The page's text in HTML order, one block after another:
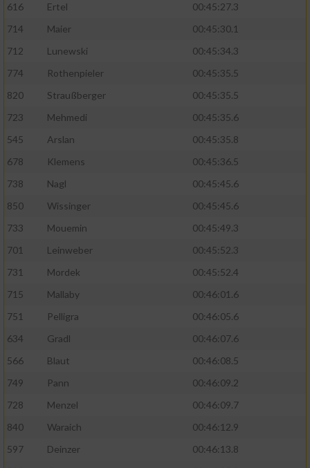
616
Ertel
00:45:27.3
714
Maier
00:45:30.1
712
Lunewski
00:45:34.3
774
Rothenpieler
00:45:35.5
820
Straußberger
00:45:35.5
723
Mehmedi
00:45:35.6
545
Arslan
00:45:35.8
678
Klemens
00:45:36.5
738
Nagl
00:45:45.6
850
Wissinger
00:45:45.6
733
Mouemin
00:45:49.3
701
Leinweber
00:45:52.3
731
Mordek
00:45:52.4
715
Mallaby
00:46:01.6
751
Pelligra
00:46:05.6
634
Gradl
00:46:07.6
566
Blaut
00:46:08.5
749
Pann
00:46:09.2
728
Menzel
00:46:09.7
840
Waraich
00:46:12.9
597
Deinzer
00:46:13.8